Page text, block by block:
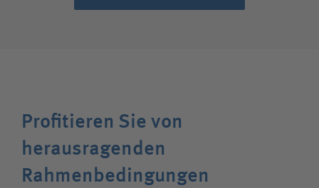
Profitieren Sie von
herausragenden
Rahmenbedingungen